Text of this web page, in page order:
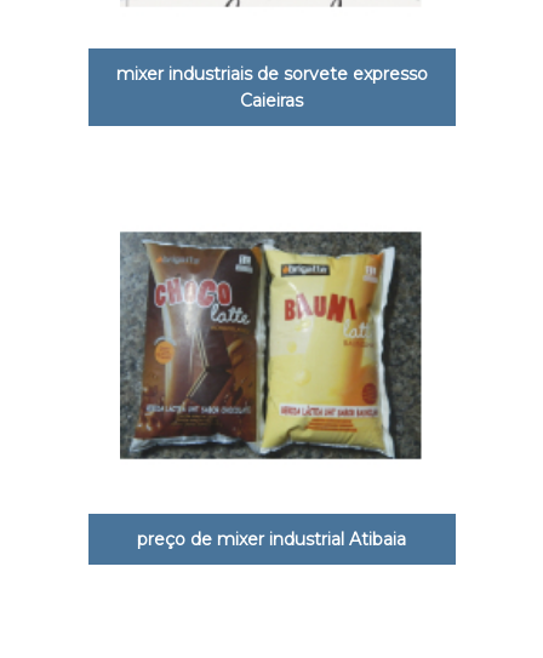
mixer industriais de sorvete expresso
Caieiras
preço de mixer industrial Atibaia